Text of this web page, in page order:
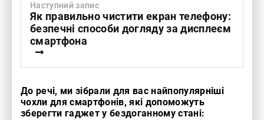
Наступний запис
Як правильно чистити екран телефону:
безпечні способи догляду за дисплеєм
смартфона
До речі, ми зібрали для вас найпопулярніші
чохли для смартфонів, які допоможуть
зберегти гаджет у бездоганному стані: